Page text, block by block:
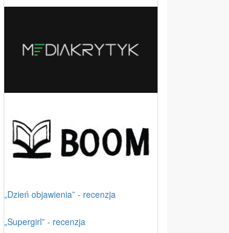
„Dzień objawienia” - recenzja
„Supergirl” - recenzja